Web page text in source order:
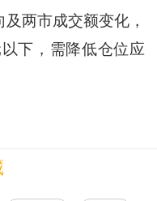
两市成交额变化，
下，需降低仓位应